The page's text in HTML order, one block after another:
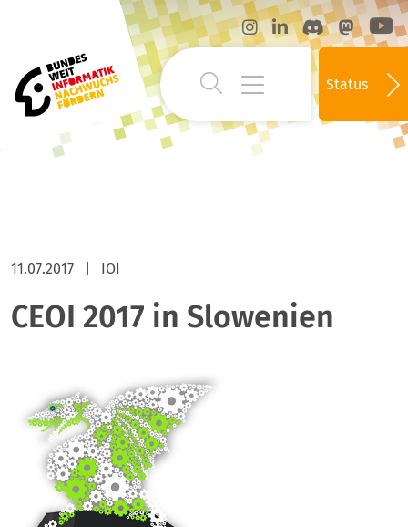
Status
11.07.2017 IOI
CEOI 2017 in Slowenien